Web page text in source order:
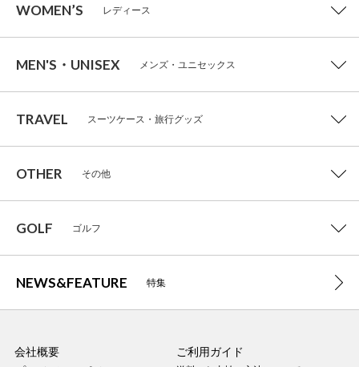
WOMEN’S レディース
MEN'S・UNISEX メンズ・ユニセックス
TRAVEL スーツケース・旅行グッズ
OTHER その他
GOLF ゴルフ
NEWS&FEATURE 特集
会社概要
ご利用ガイド